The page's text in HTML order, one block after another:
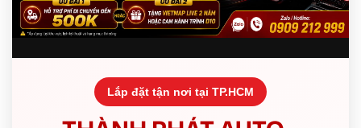
Lắp đặt tận nơi tại TP.HCM